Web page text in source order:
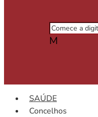
M
SAÚDE
Concelhos